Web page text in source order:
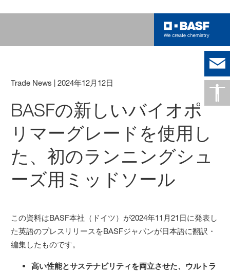
Trade News |2024年12月12日
BASFの新しいバイオポ
リマーグレードを使用し
た、初のランニングシュ
ーズ用ミッドソール
この資料はBASF本社（ドイツ）が2024年11月21日に発表し
た英語のプレスリリースをBASFジャパンが日本語に翻訳・
編集したものです。
高い性能とサステナビリティを両立させた、ウルトラ